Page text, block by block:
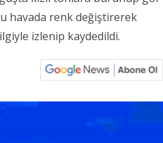
havada renk değiştirerek
izlenip kaydedildi.